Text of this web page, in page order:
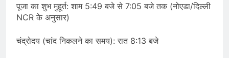
पूजा का शुभ मुहूर्त: शाम 5:49 बजे से 7:05 बजे तक (नोएडा/दिल्ली
NCR के अनुसार)
चंद्रोदय (चांद निकलने का समय): रात 8:13 बजे